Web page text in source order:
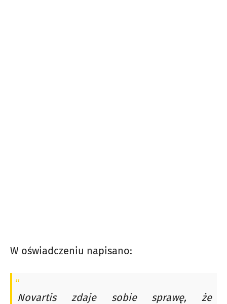
W oświadczeniu napisano:
Novartis zdaje sobie sprawę, że